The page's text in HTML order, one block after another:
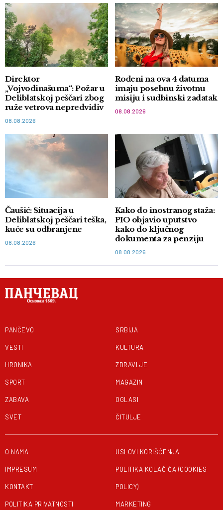
Direktor
„Vojvodinašuma“: Požar u
Deliblatskoj peščari zbog
ruže vetrova nepredvidiv
08.08.2026
Rođeni na ova 4 datuma
imaju posebnu životnu
misiju i sudbinski zadatak
08.08.2026
Čaušić: Situacija u
Deliblatskoj peščari teška,
kuće su odbranjene
08.08.2026
Kako do inostranog staža:
PIO objavio uputstvo
kako do ključnog
dokumenta za penziju
08.08.2026
PANČEVO
VESTI
HRONIKA
SPORT
ZABAVA
SVET
SRBIJA
KULTURA
ZDRAVLJE
MAGAZIN
OGLASI
ČITULJE
O NAMA
IMPRESUM
KONTAKT
POLITIKA PRIVATNOSTI
USLOVI KORIŠĆENJA
POLITIKA KOLAČIĆA (COOKIES
POLICY)
MARKETING